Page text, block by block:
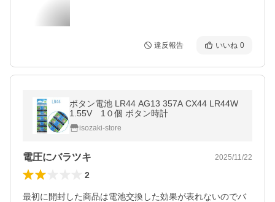
違反報告 いいね 0
ボタン電池 LR44 AG13 357A CX44 LR44W
1.55V 1０個 ボタン時計
isozaki-store
電圧にバラツキ 2025/11/22
2
最初に開封した商品は電池交換した効果が表れないのでバ